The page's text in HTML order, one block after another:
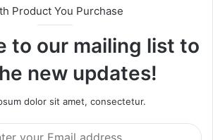
Product You Purchase
to our mailing list to
new updates!
dolor sit amet, consectetur.